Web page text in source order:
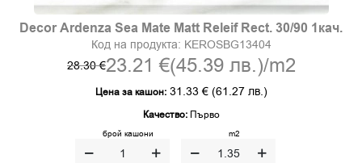
Decor Ardenza Sea Mate Matt Releif Rect. 30/90 1кач.
Код на продукта: KEROSBG13404
28.30 €23.21 €(45.39 лв.)/m2
Цена за кашон: 31.33 € (61.27 лв.)
Качество:Първо
брой кашони m2